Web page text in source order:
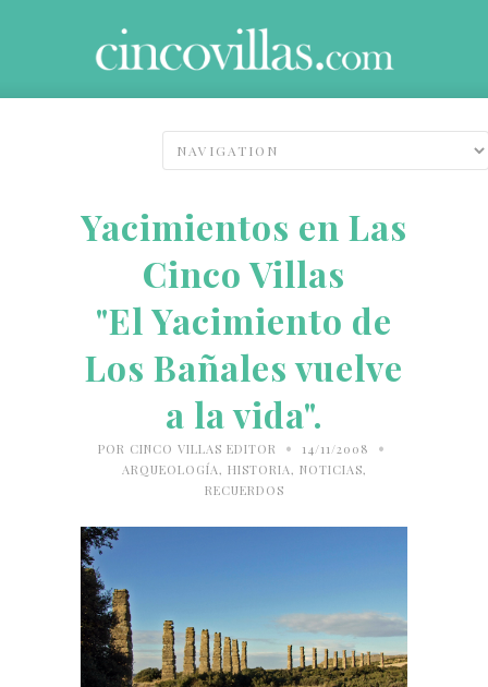
Yacimientos en Las
Cinco Villas
"El Yacimiento de
Los Bañales vuelve
a la vida".
POR CINCO VILLAS EDITOR • 14/11/2008 •
ARQUEOLOGÍA , HISTORIA , NOTICIAS,
RECUERDOS